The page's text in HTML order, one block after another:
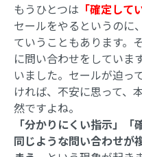
もうひとつは 「確定して
セールをやるというのに
ていうこともあります。
に問い合わせをしていま
いました。セールが迫っ
ければ、不安に思って、
然ですよね。
「分かりにくい指示」「
同じような問い合わせが